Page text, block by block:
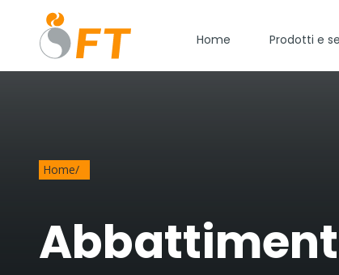
Home Prodotti e
Home/